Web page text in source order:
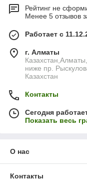
Рейтинг не
Менее 5 отзывов
Работает с
г. Алматы
ниже пр.
Казахстан
Контакты
Сегодня
Показать весь
О нас
Контакты